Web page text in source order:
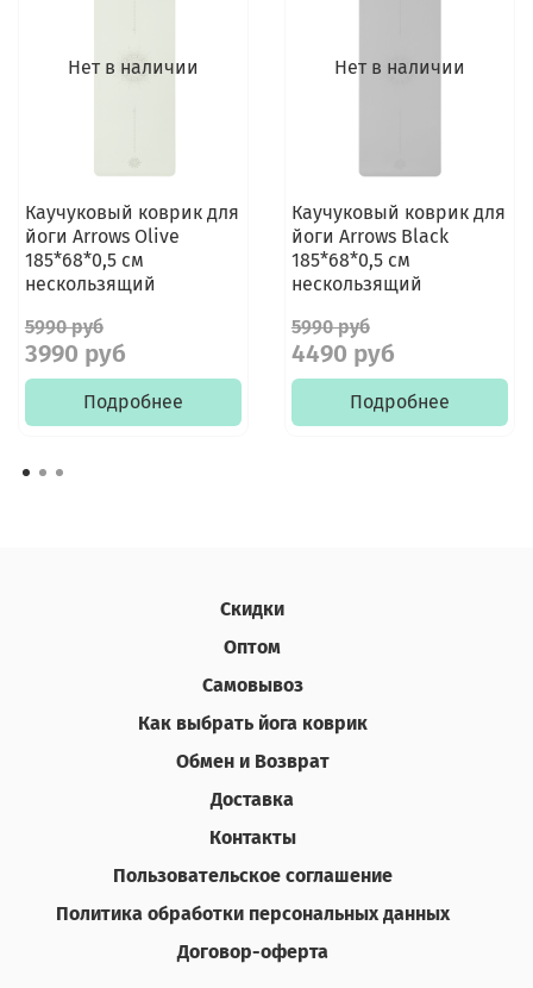
Нет в наличии
Каучуковый коврик для
йоги Arrows Olive
185*68*0,5 см
нескользящий
5990 руб
3990 руб
Подробнее
Нет в наличии
Каучуковый коврик для
йоги Arrows Black
185*68*0,5 см
нескользящий
5990 руб
4490 руб
Подробнее
Скидки
Оптом
Самовывоз
Как выбрать йога коврик
Обмен и Возврат
Доставка
Контакты
Пользовательское соглашение
Политика обработки персональных данных
Договор-оферта